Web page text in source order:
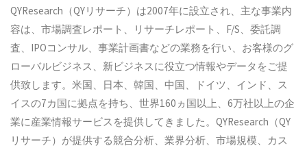
QYResearch（QYリサーチ）は2007年に設立され、主な事業内
容は、市場調査レポート、リサーチレポート、F/S、委託調
査、IPOコンサル、事業計画書などの業務を行い、お客様のグ
ローバルビジネス、新ビジネスに役立つ情報やデータをご提
供致します。米国、日本、韓国、中国、ドイツ、インド、ス
イスの7カ国に拠点を持ち、世界160ヵ国以上、6万社以上の企
業に産業情報サービスを提供してきました。QYResearch（QY
リサーチ）が提供する競合分析、業界分析、市場規模、カス